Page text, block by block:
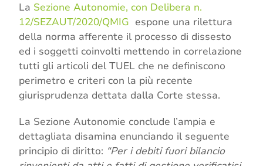
La Sezione Autonomie, con Delibera n.
12/SEZAUT/2020/QMIG espone una rilettura
della norma afferente il processo di dissesto
ed i soggetti coinvolti mettendo in correlazione
tutti gli articoli del TUEL che ne definiscono
perimetro e criteri con la più recente
giurisprudenza dettata dalla Corte stessa.
La Sezione Autonomie conclude l’ampia e
dettagliata disamina enunciando il seguente
principio di diritto: “Per i debiti fuori bilancio